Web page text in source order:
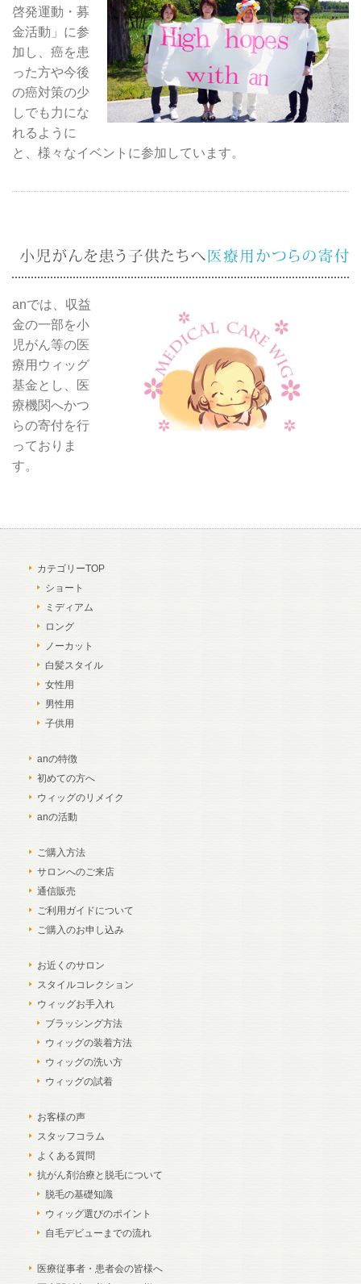
啓発運動・募
金活動」に参
加し、癌を患
った方や今後
の癌対策の少
しでも力にな
れるように
と、様々なイベントに参加しています。
anでは、収益
金の一部を小
児がん等の医
療用ウィッグ
基金とし、医
療機関へかつ
らの寄付を行
っておりま
す。
カテゴリーTOP
ショート
ミディアム
ロング
ノーカット
白髪スタイル
女性用
男性用
子供用
anの特徴
初めての方へ
ウィッグのリメイク
anの活動
ご購入方法
サロンへのご来店
通信販売
ご利用ガイドについて
ご購入のお申し込み
お近くのサロン
スタイルコレクション
ウィッグお手入れ
ブラッシング方法
ウィッグの装着方法
ウィッグの洗い方
ウィッグの試着
お客様の声
スタッフコラム
よくある質問
抗がん剤治療と脱毛について
脱毛の基礎知識
ウィッグ選びのポイント
自毛デビューまでの流れ
医療従事者・患者会の皆様へ